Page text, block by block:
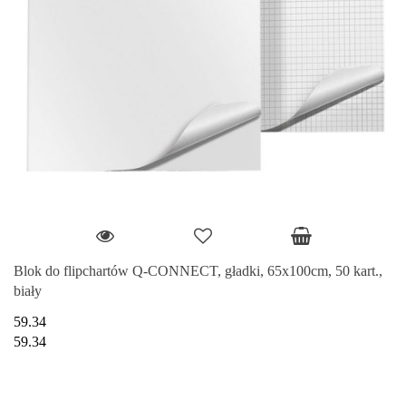
Blok do flipchartów Q-CONNECT, gładki, 65x100cm, 50 kart.,
biały
59.34
59.34